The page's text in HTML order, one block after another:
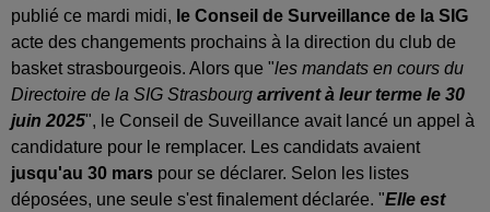
publié ce mardi midi, le Conseil de Surveillance de la SIG
acte des changements prochains à la direction du club de
basket strasbourgeois. Alors que "les mandats en cours du
Directoire de la SIG Strasbourg arrivent à leur terme le 30
juin 2025", le Conseil de Suveillance avait lancé un appel à
candidature pour le remplacer. Les candidats avaient
jusqu'au 30 mars pour se déclarer. Selon les listes
déposées, une seule s'est finalement déclarée. "Elle est